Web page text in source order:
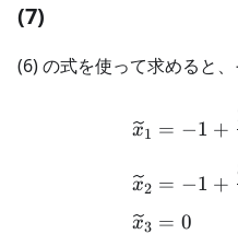
(7)
(6) の式を使って求めると
x1
x2
x3
= −1 +
= −1 +
= 0